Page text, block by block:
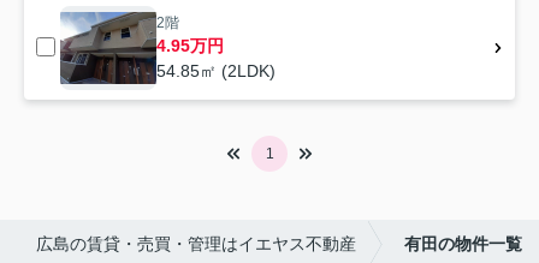
2階
4.95万円
54.85㎡ (2LDK)
1
広島の賃貸・売買・管理はイエヤス不動産 有田の物件一覧